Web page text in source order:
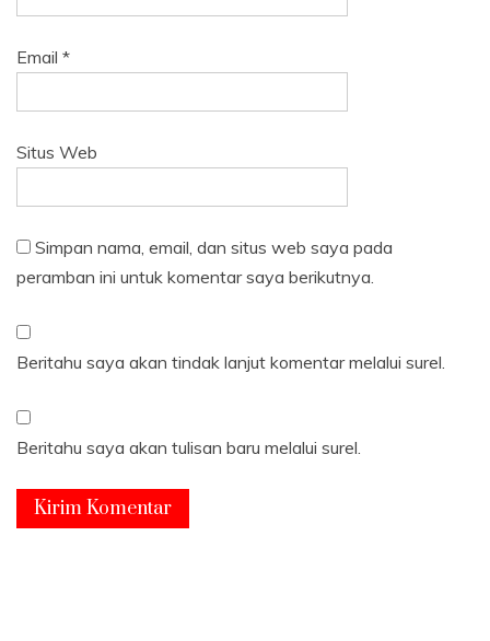
Email *
Situs Web
Simpan nama, email, dan situs web saya pada
peramban ini untuk komentar saya berikutnya.
Beritahu saya akan tindak lanjut komentar melalui surel.
Beritahu saya akan tulisan baru melalui surel.